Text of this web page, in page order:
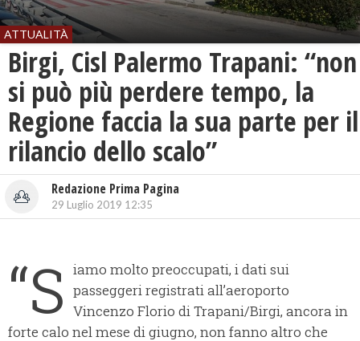
ATTUALITÀ
Birgi, Cisl Palermo Trapani: “non
si può più perdere tempo, la
Regione faccia la sua parte per il
rilancio dello scalo”
Redazione Prima Pagina
29 Luglio 2019 12:35
“S iamo molto preoccupati, i dati sui
passeggeri registrati all’aeroporto
Vincenzo Florio di Trapani/Birgi, ancora in
forte calo nel mese di giugno, non fanno altro che